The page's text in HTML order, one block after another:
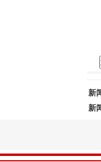
新
新